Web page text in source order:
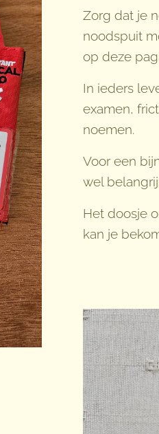
Zorg dat je
noodspuit
op deze
In ieders
examen,
noemen.
Voor een
wel
Het doosje
kan je